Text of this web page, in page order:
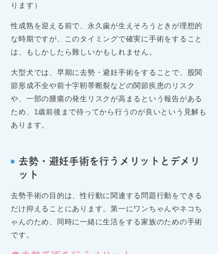
ります）
性成熟を迎える前で、永久歯が生えそろうときが理想的
な時期ですが、このタイミングで確実に手術をすること
は、もしかしたら難しいかもしれません。
大型犬では、早期に去勢・避妊手術をすることで、股関
節形成不全や前十字靭帯断裂などの関節疾患のリスク
や、一部の腫瘍の発生リスクが高まるという報告がある
ため、1歳前後まで待ってから行うのが良いという見解も
あります。
去勢・避妊手術を行うメリットとデメリ
ット
去勢手術の目的は、性行動に関連する問題行動をできる
だけ抑えることにあります。第一にワンちゃんやネコち
ゃんのため、同時に一緒に生活をする家族のための手術
です。